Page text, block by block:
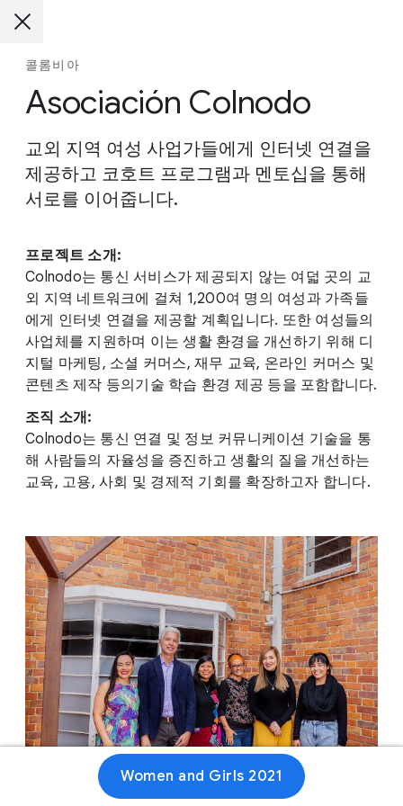
콜롬비아
Asociación Colnodo
교외 지역 여성 사업가들에게 인터넷 연결을
제공하고 코호트 프로그램과 멘토십을 통해
서로를 이어줍니다.
프로젝트 소개:
Colnodo는 통신 서비스가 제공되지 않는 여덟 곳의 교
외 지역 네트워크에 걸쳐 1,200여 명의 여성과 가족들
에게 인터넷 연결을 제공할 계획입니다. 또한 여성들의
사업체를 지원하며 이는 생활 환경을 개선하기 위해 디
지털 마케팅, 소셜 커머스, 재무 교육, 온라인 커머스 및
콘텐츠 제작 등의기술 학습 환경 제공 등을 포함합니다.
조직 소개:
Colnodo는 통신 연결 및 정보 커뮤니케이션 기술을 통
해 사람들의 자율성을 증진하고 생활의 질을 개선하는
교육, 고용, 사회 및 경제적 기회를 확장하고자 합니다.
Women and Girls 2021